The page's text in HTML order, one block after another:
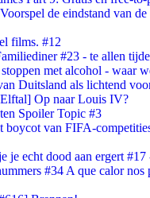
de eindstand van
films. #12
#23 - te allen
met alcohol - waar
Duitsland als lichtend
Op naar Louis IV?
Spoiler Topic #3
van FIFA-
je echt dood aan ergert
#34 A que calor nos